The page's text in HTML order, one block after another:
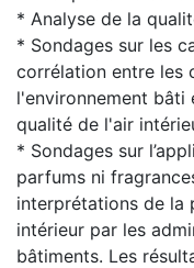
* Analyse de la
* Sondages sur les
corrélation entre les
l'environnement bâti
qualité de l'air
* Sondages sur
parfums ni
interprétations de la
intérieur par les
bâtiments. Les